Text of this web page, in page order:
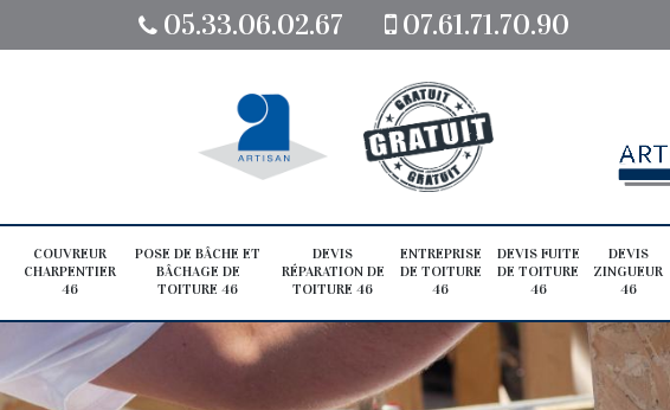
05.33.06.02.67 07.61.71.70.90
COUVREUR
CHARPENTIER
46
POSE DE BÂCHE ET
BÂCHAGE DE
TOITURE 46
DEVIS
RÉPARATION DE
TOITURE 46
ENTREPRISE
DE TOITURE
46
DEVIS FUITE
DE TOITURE
46
DEVIS
ZINGUEUR
46